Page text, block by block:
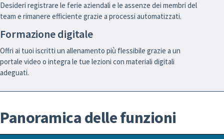
Desideri registrare le ferie aziendali e le assenze dei membri del
team e rimanere efficiente grazie a processi automatizzati.
Formazione digitale
Offri ai tuoi iscritti un allenamento più flessibile grazie a un
portale video o integra le tue lezioni con materiali digitali
adeguati.
Panoramica delle funzioni